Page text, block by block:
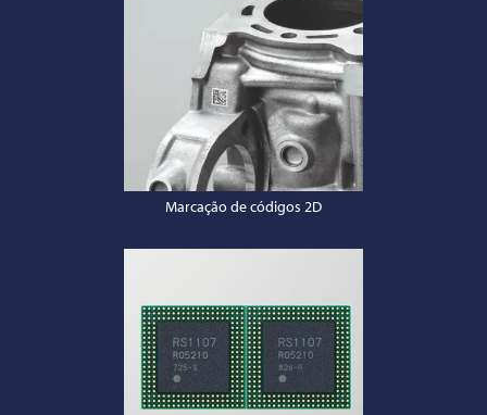
Marcação de códigos 2D